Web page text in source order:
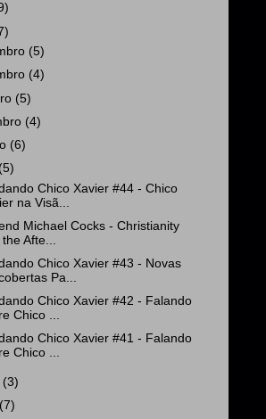
(5)
(4)
(5)
(4)
(6)
(5)
Chico Xavier #44 - Chico
na Visã...
Michael Cocks - Christianity
Afte...
Chico Xavier #43 - Novas
Pa...
Chico Xavier #42 - Falando
Chico ...
Chico Xavier #41 - Falando
Chico ...
(3)
(7)